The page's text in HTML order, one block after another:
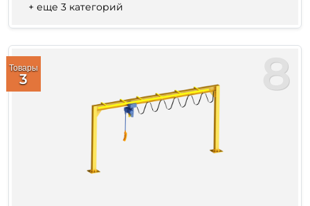
+ еще 3 категорий
8
Товары
3